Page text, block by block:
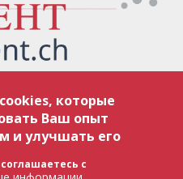
об авторском праве и
или частичное использование
редакции. В случае полного
сайта rusaccent.ch,
на конкретный заимствованный
редакцией rusaccent.ch, являются
или частичное
которые
Ваш опыт
и улучшать его
с